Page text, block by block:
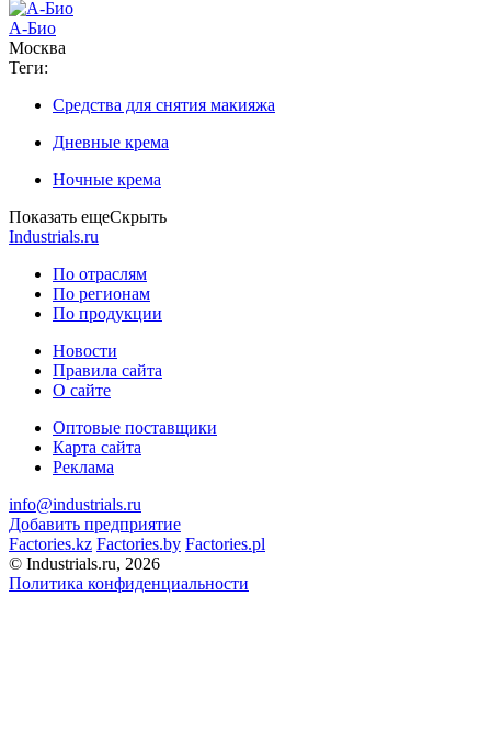
А-Био
Москва
Теги:
Средства для снятия макияжа
Дневные крема
Ночные крема
Показать ещеСкрыть
Industrials.ru
По отраслям
По регионам
По продукции
Новости
Правила сайта
О сайте
Оптовые поставщики
Карта сайта
Реклама
info@industrials.ru
Добавить предприятие
Factories.kz Factories.by Factories.pl
© Industrials.ru, 2026
Политика конфиденциальности